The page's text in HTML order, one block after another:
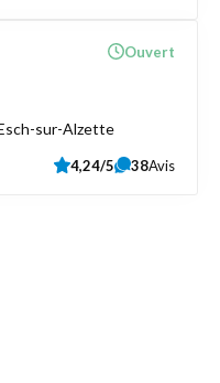
sur-Alzette
Ouvert
4,24/5 38Avis